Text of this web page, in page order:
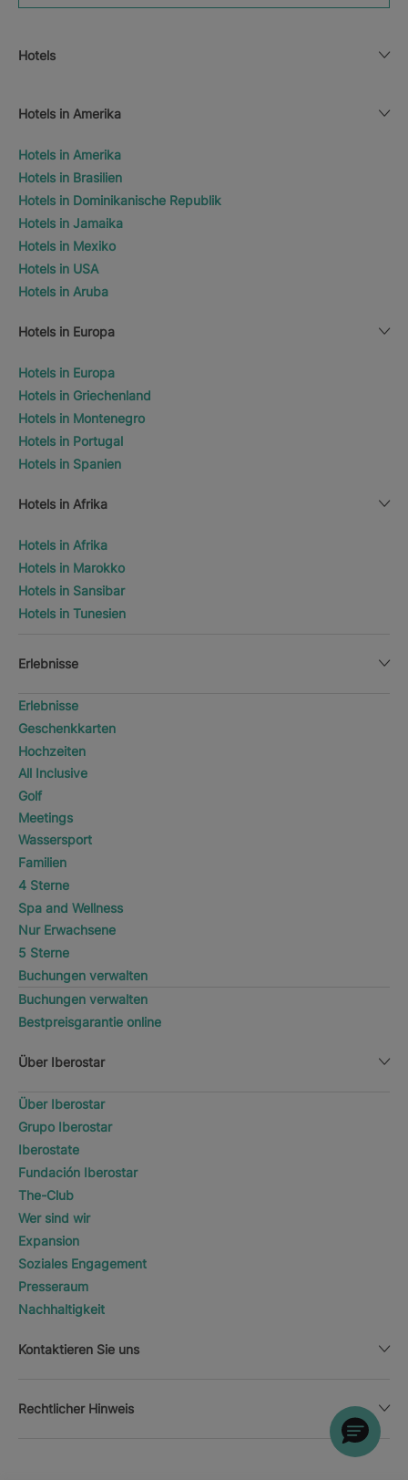
Hotels
Hotels in Amerika
Hotels in Amerika
Hotels in Brasilien
Hotels in Dominikanische Republik
Hotels in Jamaika
Hotels in Mexiko
Hotels in USA
Hotels in Aruba
Hotels in Europa
Hotels in Europa
Hotels in Griechenland
Hotels in Montenegro
Hotels in Portugal
Hotels in Spanien
Hotels in Afrika
Hotels in Afrika
Hotels in Marokko
Hotels in Sansibar
Hotels in Tunesien
Erlebnisse
Erlebnisse
Geschenkkarten
Hochzeiten
All Inclusive
Golf
Meetings
Wassersport
Familien
4 Sterne
Spa and Wellness
Nur Erwachsene
5 Sterne
Buchungen verwalten
Buchungen verwalten
Bestpreisgarantie online
Über Iberostar
Über Iberostar
Grupo Iberostar
Iberostate
Fundación Iberostar
The-Club
Wer sind wir
Expansion
Soziales Engagement
Presseraum
Nachhaltigkeit
Kontaktieren Sie uns
Rechtlicher Hinweis